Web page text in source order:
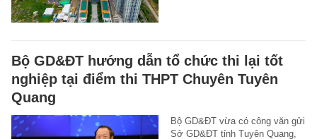
Bộ GD&ĐT hướng dẫn tổ chức thi lại tốt
nghiệp tại điểm thi THPT Chuyên Tuyên
Quang
Bộ GD&ĐT vừa có công văn gửi
Sở GD&ĐT tỉnh Tuyên Quang,